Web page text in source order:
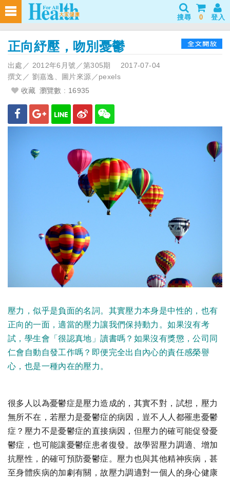
搜尋 0 登入
正向紓壓，吻別憂鬱
出處／ 2012年6月號／第305期 2017-07-04
撰文／ 劉嘉逸、圖片來源／pexels
收藏 瀏覽數 : 16935
壓力，似乎是負面的名詞。其實壓力本身是中性的，也有
正向的一面，適當的壓力讓我們保持動力。如果沒有考
試，學生會「很認真地」讀書嗎？如果沒有獎懲，公司同
仁會自動自發工作嗎？即便完全出自內心的責任感榮譽
心，也是一種內在的壓力。
很多人以為憂鬱症是壓力造成的，其實不對，試想，壓力
無所不在，若壓力是憂鬱症的病因，豈不人人都罹患憂鬱
症？壓力不是憂鬱症的直接病因，但壓力的確可能促發憂
鬱症，也可能讓憂鬱症患者復發。故學習壓力調適、增加
抗壓性，的確可預防憂鬱症。壓力也與其他精神疾病，甚
至身體疾病的加劇有關，故壓力調適對一個人的身心健康